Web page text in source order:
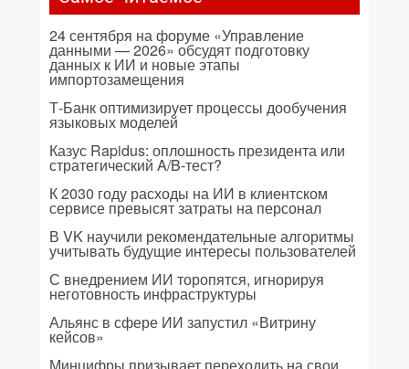
24 сентября на форуме «Управление
данными — 2026» обсудят подготовку
данных к ИИ и новые этапы
импортозамещения
Т-Банк оптимизирует процессы дообучения
языковых моделей
Казус Rapidus: оплошность президента или
стратегический A/B-тест?
К 2030 году расходы на ИИ в клиентском
сервисе превысят затраты на персонал
В VK научили рекомендательные алгоритмы
учитывать будущие интересы пользователей
С внедрением ИИ торопятся, игнорируя
неготовность инфраструктуры
Альянс в сфере ИИ запустил «Витрину
кейсов»